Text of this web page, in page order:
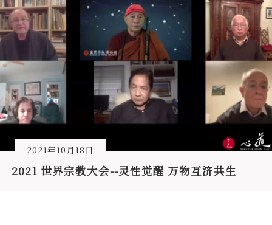
2021年10月18日
2021 世界宗教大会--灵性觉醒 万物互济共生